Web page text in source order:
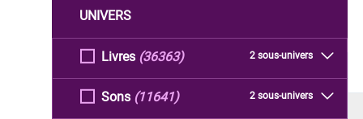
UNIVERS
Livres 2 sous-univers
(36363)
Sons 2 sous-univers
(11641)